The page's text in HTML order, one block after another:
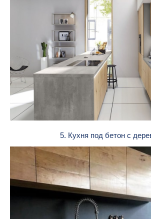
5. Кухня под бетон с